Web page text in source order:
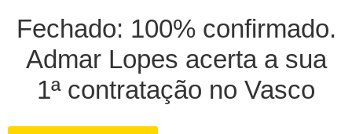
Fechado: 100% confirmado.
Admar Lopes acerta a sua
1ª contratação no Vasco